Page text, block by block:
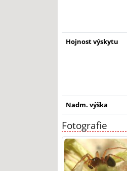
Hojnost výskytu
Nadm. výška
Fotografie